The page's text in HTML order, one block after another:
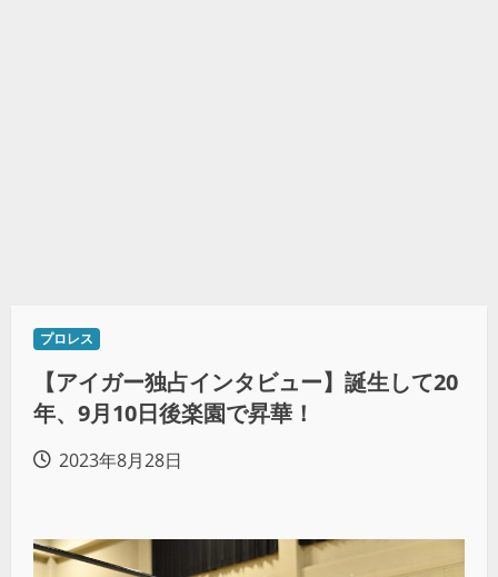
プロレス
【アイガー独占インタビュー】誕生して20
年、9月10日後楽園で昇華！
2023年8月28日